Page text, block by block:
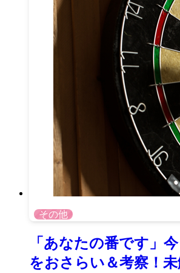
その他
「あなたの番です」
をおさらい＆考察！